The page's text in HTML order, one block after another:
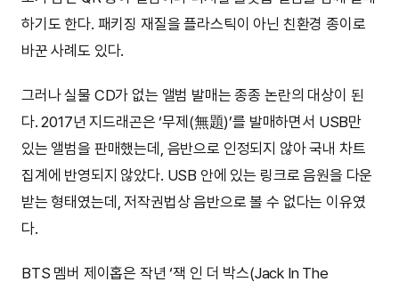
하기도 한다. 패키징 재질을 플라스틱이 아닌 친환경 종이로
바꾼 사례도 있다.
그러나 실물 CD가 없는 앨범 발매는 종종 논란의 대상이 된
다. 2017년 지드래곤은 ‘무제(無題)’를 발매하면서 USB만
있는 앨범을 판매했는데, 음반으로 인정되지 않아 국내 차트
집계에 반영되지 않았다. USB 안에 있는 링크로 음원을 다운
받는 형태였는데, 저작권법상 음반으로 볼 수 없다는 이유였
다.
BTS 멤버 제이홉은 작년 ‘잭 인 더 박스(Jack In The